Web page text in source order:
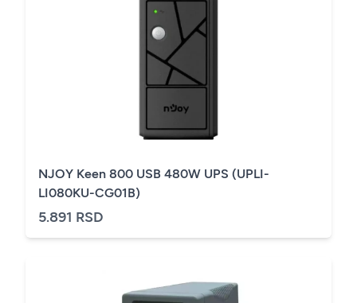
NJOY Keen 800 USB 480W UPS (UPLI-
LI080KU-CG01B)
5.891 RSD